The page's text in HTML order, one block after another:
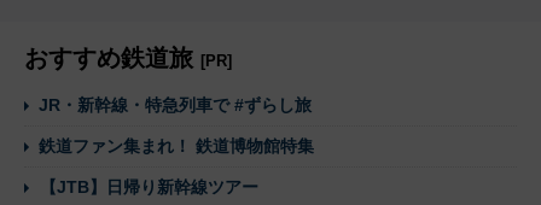
おすすめ鉄道旅 [PR]
JR・新幹線・特急列車で #ずらし旅
鉄道ファン集まれ！ 鉄道博物館特集
【JTB】日帰り新幹線ツアー